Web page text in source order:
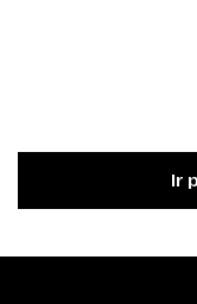
Ir